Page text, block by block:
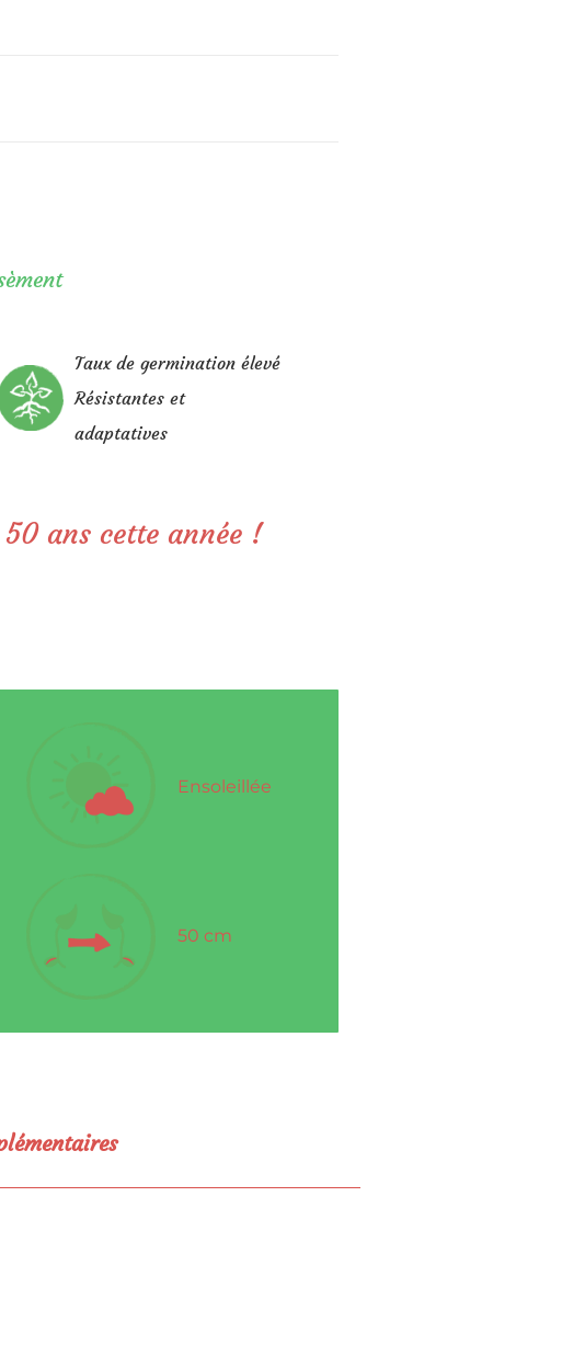
Taux de germination élevé
Résistantes et
adaptatives
50 ans cette année !
Ensoleillée
50 cm